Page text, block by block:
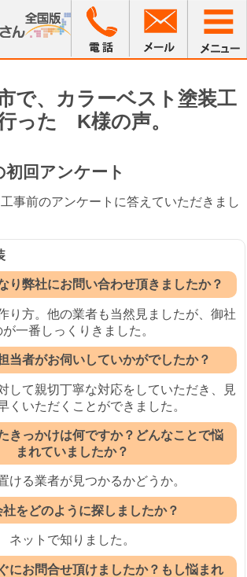
で、カラーベスト塗装工
った K様の声。
初回アンケート
事前のアンケートに答えていただきまし
り弊社にお問い合わせ頂きましたか？
り方。他の業者も当然見ましたが、御社
が一番しっくりきました。
当者がお伺いしていかがでしたか？
して親切丁寧な対応をしていただき、見
くいただくことができました。
きっかけは何ですか？どんなことで悩
まれていましたか？
ける業者が見つかるかどうか。
社をどのように探しましたか？
ネットで知りました。
にお問合せ頂けましたか？もし悩まれ